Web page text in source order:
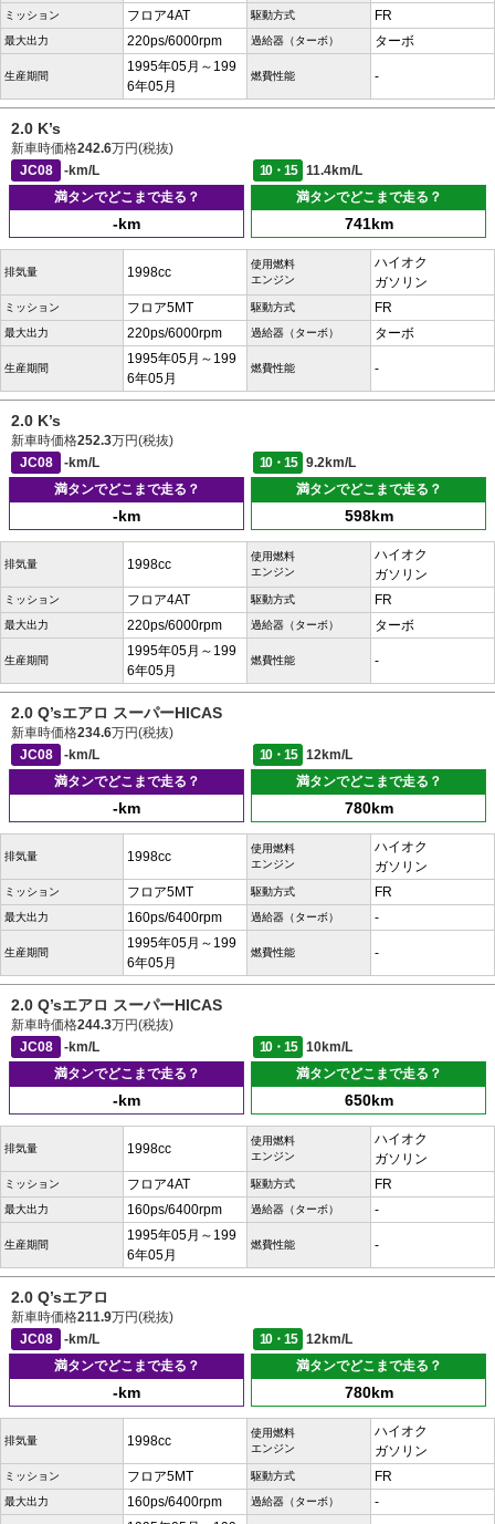
ミッション フロア4AT 駆動方式 FR
最大出力 220ps/6000rpm 過給器（ターボ） ターボ
生産期間
1995年05月～199
6年05月
燃費性能 -
2.0 K’s
新車時価格242.6万円(税抜)
JC08
-km/L 10・15
11.4km/L
満タンでどこまで走る？
-km
満タンでどこまで走る？
741km
排気量 1998cc
使用燃料
エンジン
ハイオク
ガソリン
ミッション フロア5MT 駆動方式 FR
最大出力 220ps/6000rpm 過給器（ターボ） ターボ
生産期間
1995年05月～199
6年05月
燃費性能 -
2.0 K’s
新車時価格252.3万円(税抜)
JC08
-km/L 10・15
9.2km/L
満タンでどこまで走る？
-km
満タンでどこまで走る？
598km
排気量 1998cc
使用燃料
エンジン
ハイオク
ガソリン
ミッション フロア4AT 駆動方式 FR
最大出力 220ps/6000rpm 過給器（ターボ） ターボ
生産期間
1995年05月～199
6年05月
燃費性能 -
2.0 Q’sエアロ スーパーHICAS
新車時価格234.6万円(税抜)
JC08
-km/L 10・15
12km/L
満タンでどこまで走る？
-km
満タンでどこまで走る？
780km
排気量 1998cc
使用燃料
エンジン
ハイオク
ガソリン
ミッション フロア5MT 駆動方式 FR
最大出力 160ps/6400rpm 過給器（ターボ） -
生産期間
1995年05月～199
6年05月
燃費性能 -
2.0 Q’sエアロ スーパーHICAS
新車時価格244.3万円(税抜)
JC08
-km/L 10・15
10km/L
満タンでどこまで走る？
-km
満タンでどこまで走る？
650km
排気量 1998cc
使用燃料
エンジン
ハイオク
ガソリン
ミッション フロア4AT 駆動方式 FR
最大出力 160ps/6400rpm 過給器（ターボ） -
生産期間
1995年05月～199
6年05月
燃費性能 -
2.0 Q’sエアロ
新車時価格211.9万円(税抜)
JC08
-km/L 10・15
12km/L
満タンでどこまで走る？
-km
満タンでどこまで走る？
780km
排気量 1998cc
使用燃料
エンジン
ハイオク
ガソリン
ミッション フロア5MT 駆動方式 FR
最大出力 160ps/6400rpm 過給器（ターボ）
-